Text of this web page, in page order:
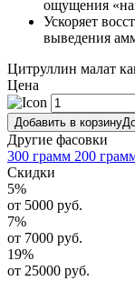
ощущения
Ускоряет
выведения
Цитруллин малат
Цена
Добавить в корзину
Другие фасовки
300 грамм 200
Скидки
5%
от 5000 руб.
7%
от 7000 руб.
19%
от 25000 руб.